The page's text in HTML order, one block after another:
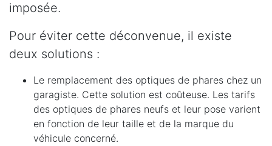
imposée.
Pour éviter cette déconvenue, il existe
deux solutions :
Le remplacement des optiques de phares chez un
garagiste. Cette solution est coûteuse. Les tarifs
des optiques de phares neufs et leur pose varient
en fonction de leur taille et de la marque du
véhicule concerné.